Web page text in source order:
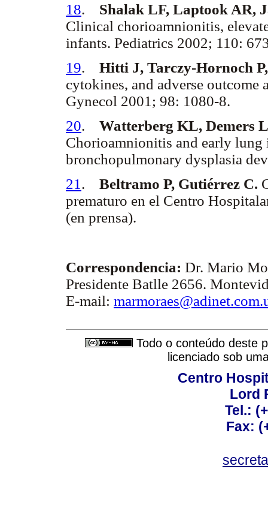
18. Shalak LF, Laptook AR,
Clinical chorioamnionitis,
infants. Pediatrics 2002; 110:
19. Hitti J, Tarczy-Hornoch
cytokines, and adverse outcome
Gynecol 2001; 98: 1080-8.
20. Watterberg KL, Demers
Chorioamnionitis and early
bronchopulmonary dysplasia
21 . Beltramo P, Gutiérrez C.
prematuro en el Centro
(en prensa).
Correspondencia: Dr. Mario
Presidente Batlle 2656.
E-mail:
Todo o conteúdo deste
licenciado sob
Centro
Lord
Tel.:
Fax: